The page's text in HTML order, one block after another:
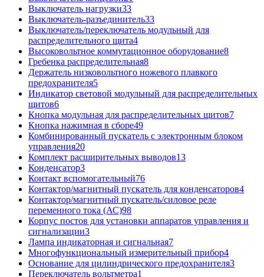
Выключатель нагрузки33
Выключатель-разъединитель33
Выключатель/переключатель модульный для
распределительного щита4
Высоковольтное коммутационное оборудование8
Гребенка распределительная8
Держатель низковольтного ножевого плавкого
предохранителя5
Индикатор световой модульный для распределительных
щитов6
Кнопка модульная для распределительных щитов7
Кнопка нажимная в сборе49
Комбинированный пускатель с электронным блоком
управления20
Комплект расширительных выводов13
Конденсатор3
Контакт вспомогательный76
Контактор/магнитный пускатель для конденсаторов4
Контактор/магнитный пускатель/силовое реле
переменного тока (АС)98
Корпус постов для установки аппаратов управления и
сигнализации3
Лампа индикаторная и сигнальная7
Многофункциональный измерительный прибор4
Основание для цилиндрического предохранителя3
Переключатель вольтметра1